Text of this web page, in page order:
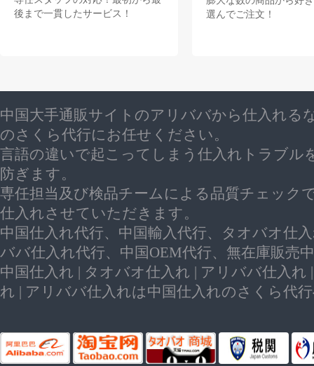
後まで一貫したサービス！
選んでご注文！
中国大手通販サイトのアリババから仕入れる
のさくら代行にお任せください。
言語の違いで起こってしまう仕入れトラブル
防ぎます。
専任担当及び検品チームによる品質チェック
仕入れさせていただきます。
中国仕入れ代行、中国輸入代行、タオバオ仕
ババ仕入れ代行、中国OEM代行、無在庫販売
中国仕入れ | タオバオ仕入れ | アリババ仕入れ
れ | アリババ仕入れは中国仕入れのさくら代